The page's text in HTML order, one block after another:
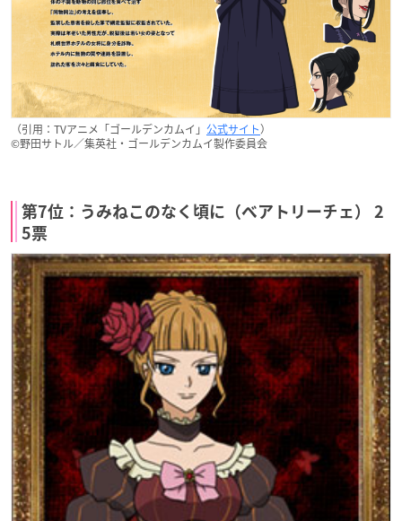
（引用：TVアニメ「ゴールデンカムイ」 公式サイト）
©野田サトル／集英社・ゴールデンカムイ製作委員会
第7位：うみねこのなく頃に（ベアトリーチェ） 2
5票